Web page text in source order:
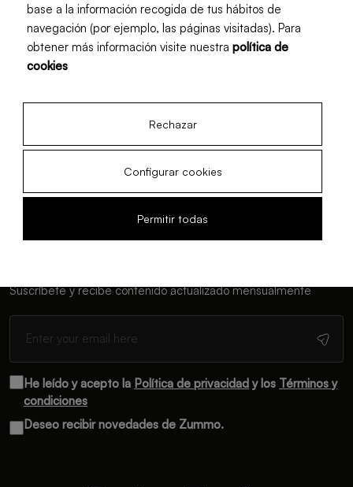
A fresh touch
Todo lo que el zumo
exprimido hace por ti
y
Suscríbete y recibe contenido actualizado mensualmente
He leído y acepto la Política de privacidad y los Términos y
condiciones
Deseo recibir novedades de Zummo.
base a la información recogida de tus hábitos de
navegación (por ejemplo, las páginas visitadas). Para
obtener más información visite nuestra política de
cookies
Rechazar
Configurar cookies
Permitir todas